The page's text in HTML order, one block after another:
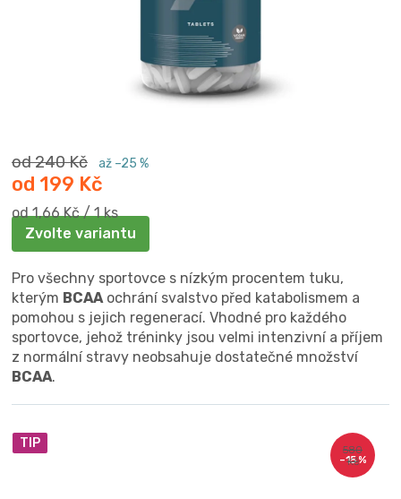
od 240 Kč až –25 %
od 199 Kč
Měrná
cena:
od 1,66 Kč / 1 ks
Zvolte variantu
Pro všechny sportovce s nízkým procentem tuku,
kterým BCAA ochrání svalstvo před katabolismem a
pomohou s jejich regenerací. Vhodné pro každého
sportovce, jehož tréninky jsou velmi intenzivní a příjem
z normální stravy neobsahuje dostatečné množství
BCAA.
TIP
580
Kč
–15 %